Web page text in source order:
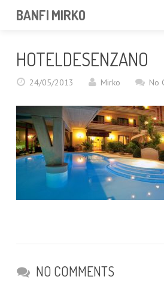
BANFI MIRKO
PORTFOLIO
SERVIZI
HOTELDESENZANO
24/05/2013 Mirko No
NO COMMENTS